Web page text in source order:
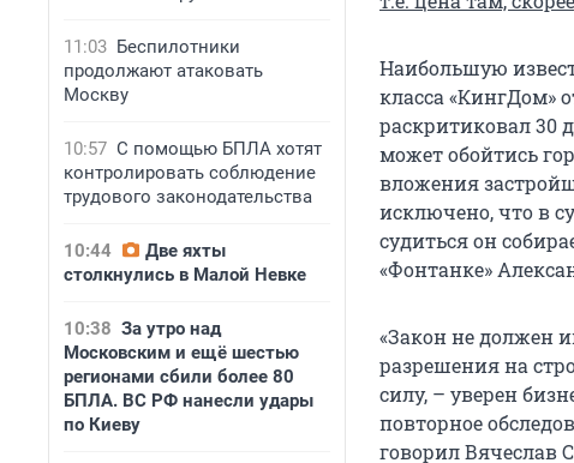
11:03 Беспилотники
продолжают атаковать
Москву
10:57 С помощью БПЛА хотят
контролировать соблюдение
трудового законодательства
10:44
Две яхты
столкнулись в Малой Невке
10:38 За утро над
Московским и ещё шестью
регионами сбили более 80
БПЛА. ВС РФ нанесли удары
по Киеву
Наибольшую
класса «КингДом»
раскритиковал 30
может обойтись
вложения
исключено, что в
судиться он
«Фонтанке»
«Закон не должен
разрешения на
силу, – уверен
повторное
говорил Вячеслав